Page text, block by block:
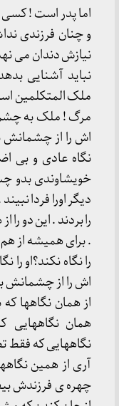
اما پدر است !
و چنان فرزندی
نیازش دندان می
نباید آشنایی
ملک المتکلمین
مرگ ! ملک به چشم
اش را از چشمانش
نگاه عادی و بی
خویشاوندی
دیگر اورا فردا
را بردند . این دو
. برای همیشه از
را نگاه نکند؟او را
اش را از چشمانش
از همان نگاهها
همان
نگاههایی که فقط
آری از همین
چهره ی فرزندش